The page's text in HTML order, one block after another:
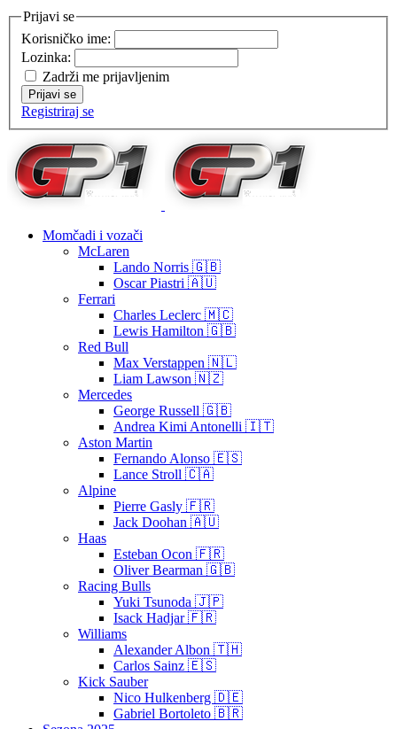
Prijavi se
Korisničko ime:
Lozinka:
Zadrži me prijavljenim
Prijavi se
Registriraj se
Momčadi i vozači
McLaren
Lando Norris 🇬🇧
Oscar Piastri 🇦🇺
Ferrari
Charles Leclerc 🇲🇨
Lewis Hamilton 🇬🇧
Red Bull
Max Verstappen 🇳🇱
Liam Lawson 🇳🇿
Mercedes
George Russell 🇬🇧
Andrea Kimi Antonelli 🇮🇹
Aston Martin
Fernando Alonso 🇪🇸
Lance Stroll 🇨🇦
Alpine
Pierre Gasly 🇫🇷
Jack Doohan 🇦🇺
Haas
Esteban Ocon 🇫🇷
Oliver Bearman 🇬🇧
Racing Bulls
Yuki Tsunoda 🇯🇵
Isack Hadjar 🇫🇷
Williams
Alexander Albon 🇹🇭
Carlos Sainz 🇪🇸
Kick Sauber
Nico Hulkenberg 🇩🇪
Gabriel Bortoleto 🇧🇷